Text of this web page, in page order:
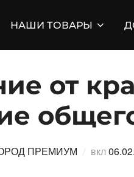
НАШИ ТОВАРЫ
от
ПРЕМИУМ вкл